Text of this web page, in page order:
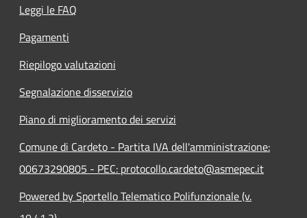
Leggi le FAQ
Pagamenti
Riepilogo valutazioni
Segnalazione disservizio
Piano di miglioramento dei servizi
Comune di Cardeto - Partita IVA dell'amministrazione:
00673290805 - PEC: protocollo.cardeto@asmepec.it
Powered by Sportello Telematico Polifunzionale (v.